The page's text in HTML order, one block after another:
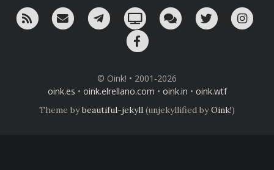
RSS ¡Mándame un email!¡Nuestro canal en Telegram!
Oink! TV Charla con nosotros
Twitter
© Oink! • 2001-2026
oink.es • oink.elrellano.com • oink.in • oink.wtf
Theme bybeautiful-jekyll (unjekyllified byOink!)